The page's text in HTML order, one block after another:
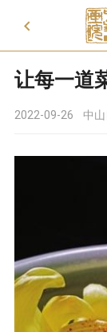

让每一道
2022-09-26 中